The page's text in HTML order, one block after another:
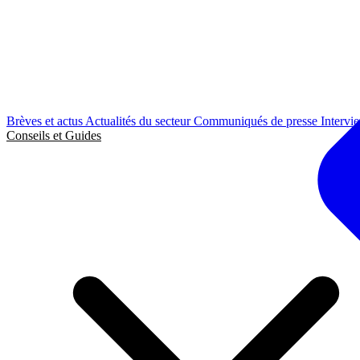
Brèves et actus Actualités du secteurCommuniqués de presse
Conseils et Guides